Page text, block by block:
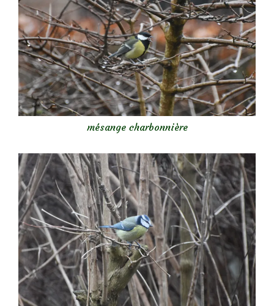
mésange charbonnière